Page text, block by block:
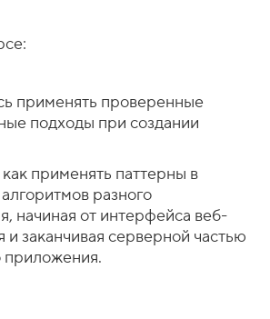
применять проверенные
подходы при создании
применять паттерны в
разного
начиная от интерфейса веб-
заканчивая серверной частью
приложения.